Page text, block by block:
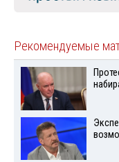
Рекомендуемые